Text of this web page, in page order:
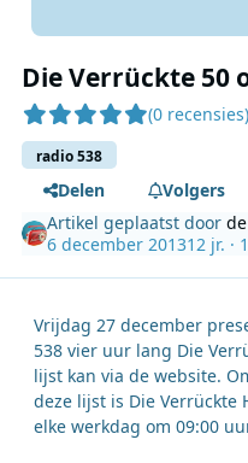
Die Verrückte 50
(0 recensies)
radio 538
Delen
Volgers
Artikel geplaatst door
6 december 201312 jr. ·
Vrijdag 27 december
538 vier uur lang Die
lijst kan via de website.
deze lijst is Die Verrückte
elke werkdag om 09:00